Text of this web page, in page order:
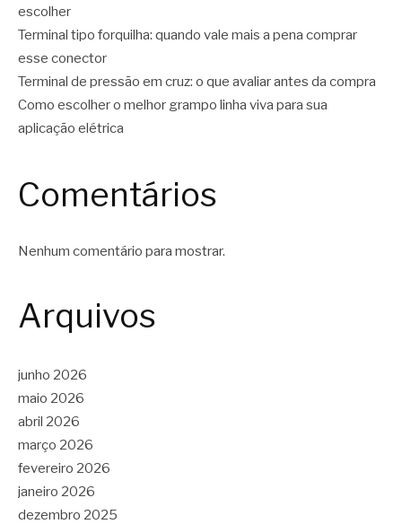
escolher
Terminal tipo forquilha: quando vale mais a pena comprar
esse conector
Terminal de pressão em cruz: o que avaliar antes da compra
Como escolher o melhor grampo linha viva para sua
aplicação elétrica
Comentários
Nenhum comentário para mostrar.
Arquivos
junho 2026
maio 2026
abril 2026
março 2026
fevereiro 2026
janeiro 2026
dezembro 2025